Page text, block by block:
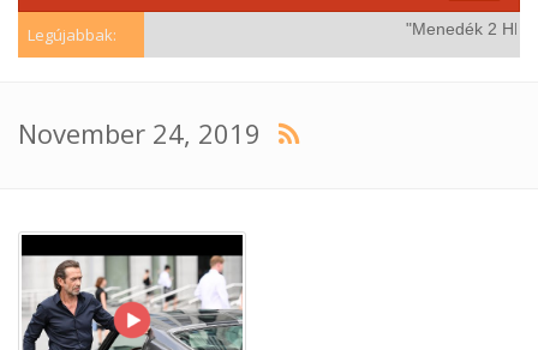
Legújabbak: "Menedék 2 HD
November 24, 2019